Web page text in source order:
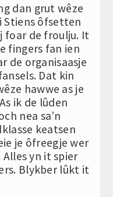
dan grut wêze
Stiens ôfsetten
foar de froulju. It
fingers fan ien
de organisaasje
Dat kin
hawwe as je
ik de lûden
nea sa’n
keatsen
je ôfreegje wer
yn it spier
Blykber lûkt it